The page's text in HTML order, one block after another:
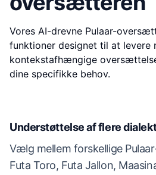
Vores AI-drevne Pulaar-
funktioner designet til at levere
kontekstafhængige
dine specifikke behov.
Understøttelse af flere
Vælg mellem forskellige
Futa Toro, Futa Jallon,